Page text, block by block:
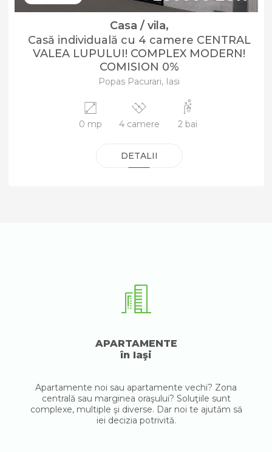
Casa / vila,
Casă individuală cu 4 camere CENTRAL
VALEA LUPULUI! COMPLEX MODERN!
COMISION 0%
Popas Pacurari, Iasi
0 mp 4 camere 2 bai
DETALII
APARTAMENTE
în Iaşi
Apartamente noi sau apartamente vechi? Zona
centrală sau marginea oraşului? Soluţiile sunt
complexe, multiple şi diverse. Dar noi te ajutăm să
iei decizia potrivită.